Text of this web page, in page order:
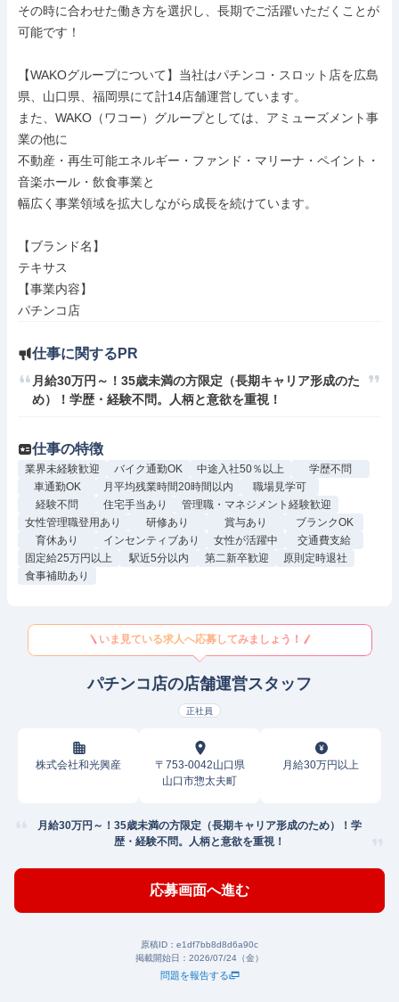
その時に合わせた働き方を選択し、長期でご活躍いただくことが
可能です！
【WAKOグループについて】当社はパチンコ・スロット店を広島
県、山口県、福岡県にて計14店舗運営しています。
また、WAKO（ワコー）グループとしては、アミューズメント事
業の他に
不動産・再生可能エネルギー・ファンド・マリーナ・ペイント・
音楽ホール・飲食事業と
幅広く事業領域を拡大しながら成長を続けています。
【ブランド名】
テキサス
【事業内容】
パチンコ店
仕事に関するPR
月給30万円～！35歳未満の方限定（長期キャリア形成のた
め）！学歴・経験不問。人柄と意欲を重視！
仕事の特徴
業界未経験歓迎 バイク通勤OK 中途入社50％以上
学歴不問
車通勤OK
月平均残業時間20時間以内
職場見学可
経験不問
住宅手当あり
管理職・マネジメント経験歓迎
女性管理職登用あり
研修あり 賞与あり
ブランクOK
育休あり
インセンティブあり 女性が活躍中
交通費支給
固定給25万円以上
駅近5分以内 第二新卒歓迎
原則定時退社
食事補助あり
いま見ている求人へ応募してみましょう！
パチンコ店の店舗運営スタッフ
正社員
株式会社和光興産
〒753-0042山口県
山口市惣太夫町
月給30万円以上
月給30万円～！35歳未満の方限定（長期キャリア形成のため）！学
歴・経験不問。人柄と意欲を重視！
応募画面へ進む
原稿ID： e1df7bb8d8d6a90c
掲載開始日： 2026/07/24（金）
問題を報告する